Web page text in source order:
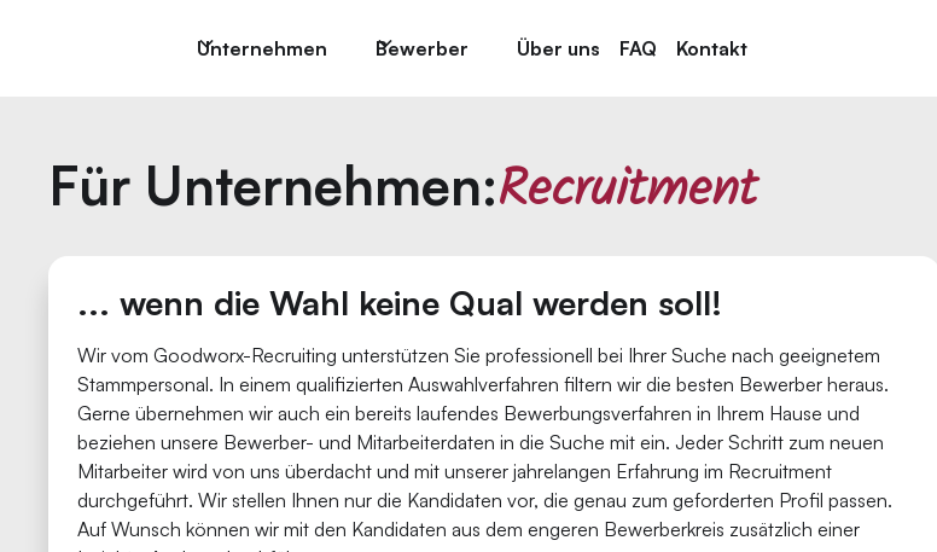
Unternehmen Bewerber Über uns FAQ Kontakt
Für Unternehmen:Recruitment
... wenn die Wahl keine Qual werden soll!
Wir vom Goodworx-Recruiting unterstützen Sie professionell bei Ihrer Suche nach geeignetem
Stammpersonal. In einem qualifizierten Auswahlverfahren filtern wir die besten Bewerber heraus.
Gerne übernehmen wir auch ein bereits laufendes Bewerbungsverfahren in Ihrem Hause und
beziehen unsere Bewerber- und Mitarbeiterdaten in die Suche mit ein. Jeder Schritt zum neuen
Mitarbeiter wird von uns überdacht und mit unserer jahrelangen Erfahrung im Recruitment
durchgeführt. Wir stellen Ihnen nur die Kandidaten vor, die genau zum geforderten Profil passen.
Auf Wunsch können wir mit den Kandidaten aus dem engeren Bewerberkreis zusätzlich einer